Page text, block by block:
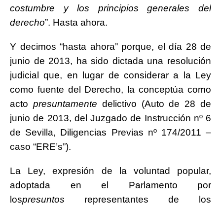
costumbre y los principios generales del
derecho”. Hasta ahora.
Y decimos “hasta ahora” porque, el día 28 de
junio de 2013, ha sido dictada una resolución
judicial que, en lugar de considerar a la Ley
como fuente del Derecho, la conceptúa como
acto presuntamente delictivo (Auto de 28 de
junio de 2013, del Juzgado de Instrucción nº 6
de Sevilla, Diligencias Previas nº 174/2011 –
caso “ERE’s”).
La Ley, expresión de la voluntad popular,
adoptada en el Parlamento por
lospresuntos representantes de los